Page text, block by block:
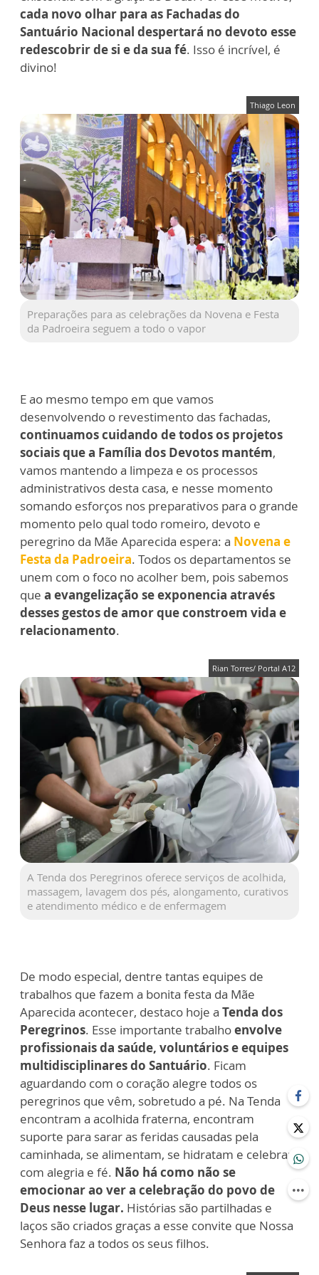
cada novo olhar para as Fachadas do
Santuário Nacional despertará no devoto esse
redescobrir de si e da sua fé. Isso é incrível, é
divino!
Thiago Leon
Preparações para as celebrações da Novena e Festa
da Padroeira seguem a todo o vapor
E ao mesmo tempo em que vamos
desenvolvendo o revestimento das fachadas,
continuamos cuidando de todos os projetos
sociais que a Família dos Devotos mantém,
vamos mantendo a limpeza e os processos
administrativos desta casa, e nesse momento
somando esforços nos preparativos para o grande
momento pelo qual todo romeiro, devoto e
peregrino da Mãe Aparecida espera: a Novena e
Festa da Padroeira. Todos os departamentos se
unem com o foco no acolher bem, pois sabemos
que a evangelização se exponencia através
desses gestos de amor que constroem vida e
relacionamento.
Rian Torres/ Portal A12
A Tenda dos Peregrinos oferece serviços de acolhida,
massagem, lavagem dos pés, alongamento, curativos
e atendimento médico e de enfermagem
De modo especial, dentre tantas equipes de
trabalhos que fazem a bonita festa da Mãe
Aparecida acontecer, destaco hoje a Tenda dos
Peregrinos. Esse importante trabalhoenvolve
profissionais da saúde, voluntários e equipes
multidisciplinares do Santuário. Ficam
aguardando com o coração alegre todos os
peregrinos que vêm, sobretudo a pé. Na Tenda
encontram a acolhida fraterna, encontram
suporte para sarar as feridas causadas pela
caminhada, se alimentam, se hidratam e celebram
com alegria e fé. Não há como não se
emocionar ao ver a celebração do povo de
Deus nesse lugar. Histórias são partilhadas e
laços são criados graças a esse convite que Nossa
Senhora faz a todos os seus filhos.